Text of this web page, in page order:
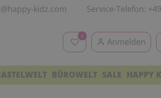
kidz.com Service-Telefon:
0
Anmelden
BÜROWELT SALE HAPPY